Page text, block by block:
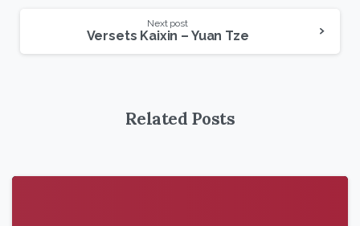
Next post
Versets Kaixin – Yuan Tze
Related Posts